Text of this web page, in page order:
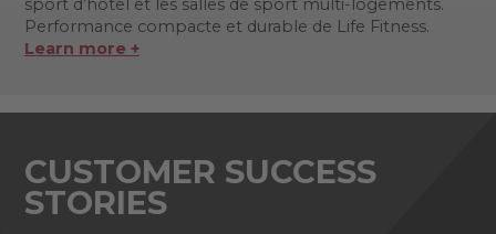
sport d’hôtel et les salles de sport multi-logements.
Performance compacte et durable de Life Fitness.
Learn more +
CUSTOMER SUCCESS
STORIES